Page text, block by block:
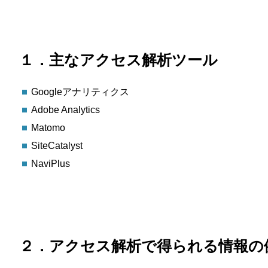
１．主なアクセス解析ツール
Googleアナリティクス
Adobe Analytics
Matomo
SiteCatalyst
NaviPlus
２．アクセス解析で得られる情報の